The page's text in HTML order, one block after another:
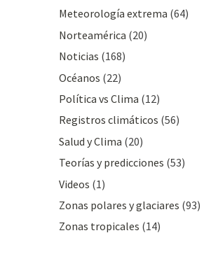
Meteorologí­a extrema (64)
Norteamérica (20)
Noticias (168)
Océanos (22)
Polí­tica vs Clima (12)
Registros climáticos (56)
Salud y Clima (20)
Teorías y predicciones (53)
Videos (1)
Zonas polares y glaciares (93)
Zonas tropicales (14)